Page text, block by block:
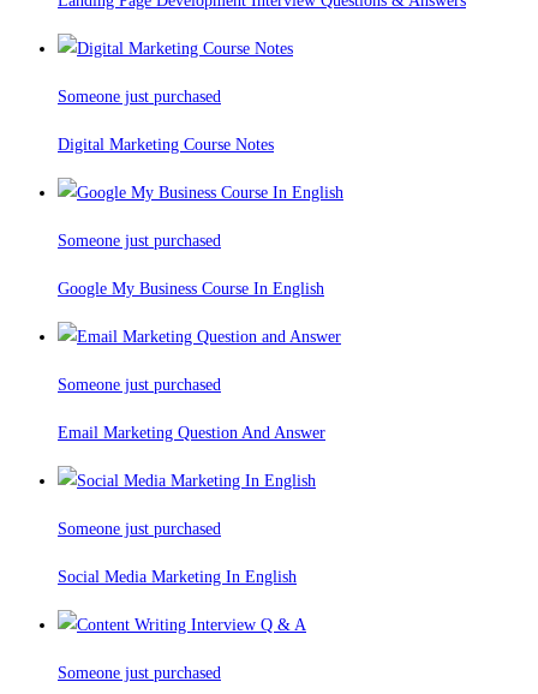
Someone just purchased
Digital Marketing Course Notes
Someone just purchased
Google My Business Course In English
Someone just purchased
Email Marketing Question And Answer
Someone just purchased
Social Media Marketing In English
Someone just purchased